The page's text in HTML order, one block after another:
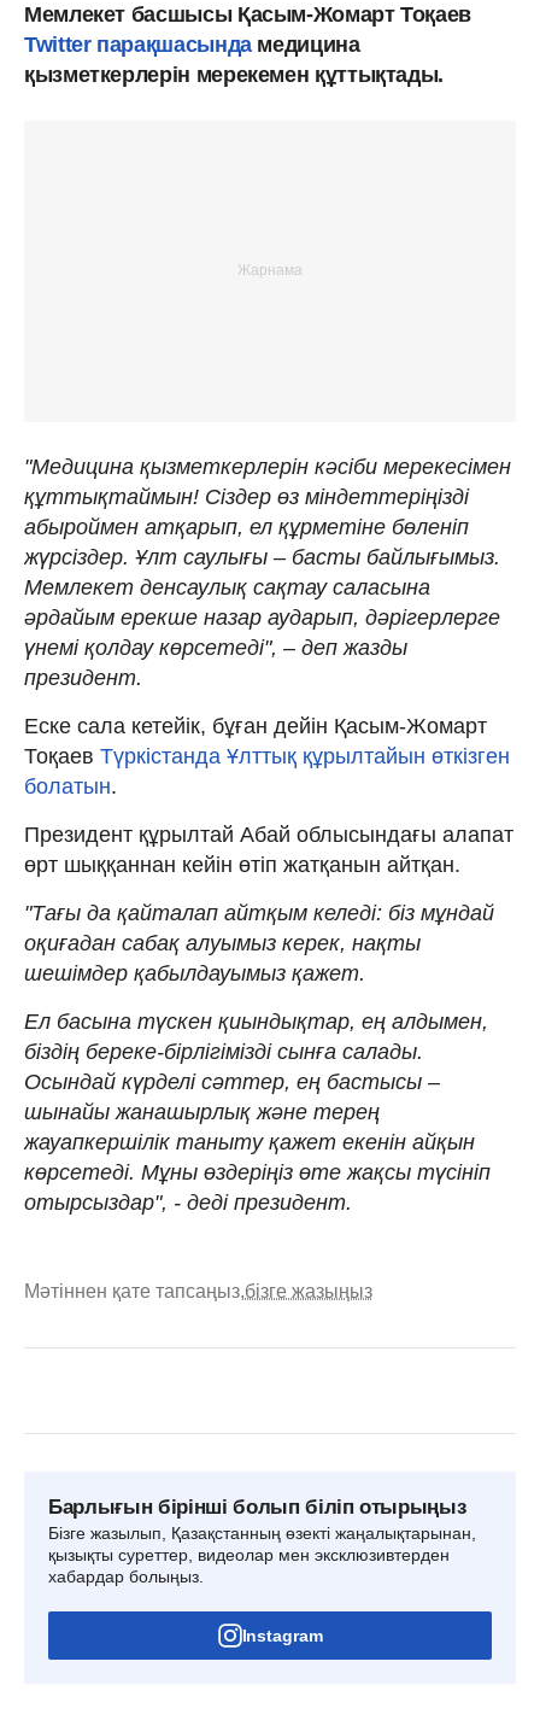
Мемлекет басшысы Қасым-Жомарт Тоқаев
Twitter парақшасындамедицина
қызметкерлерін мерекемен құттықтады.
"Медицина қызметкерлерін кәсіби мерекесімен
құттықтаймын! Сіздер өз міндеттеріңізді
абыроймен атқарып, ел құрметіне бөленіп
жүрсіздер. Ұлт саулығы – басты байлығымыз.
Мемлекет денсаулық сақтау саласына
әрдайым ерекше назар аударып, дәрігерлерге
үнемі қолдау көрсетеді", – деп жазды
президент.
Еске сала кетейік, бұған дейін Қасым-Жомарт
Тоқаев Түркістанда Ұлттық құрылтайын өткізген
болатын.
Президент құрылтай Абай облысындағы алапат
өрт шыққаннан кейін өтіп жатқанын айтқан.
"Тағы да қайталап айтқым келеді: біз мұндай
оқиғадан сабақ алуымыз керек, нақты
шешімдер қабылдауымыз қажет.
Ел басына түскен қиындықтар, ең алдымен,
біздің береке-бірлігімізді сынға салады.
Осындай күрделі сәттер, ең бастысы –
шынайы жанашырлық және терең
жауапкершілік таныту қажет екенін айқын
көрсетеді. Мұны өздеріңіз өте жақсы түсініп
отырсыздар", - деді президент.
Мәтіннен қате тапсаңыз,бізге жазыңыз
Барлығын бірінші болып біліп отырыңыз
Бізге жазылып, Қазақстанның өзекті жаңалықтарынан,
қызықты суреттер, видеолар мен эксклюзивтерден
хабардар болыңыз.
Instagram